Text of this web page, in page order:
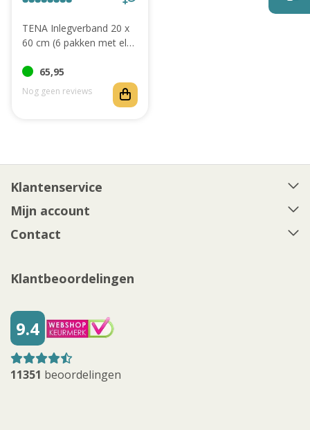
TENA Inlegverband 20 x
60 cm (6 pakken met elk
65,95
Nog geen reviews
Klantenservice
Mijn account
Contact
Klantbeoordelingen
9.4
11351 beoordelingen